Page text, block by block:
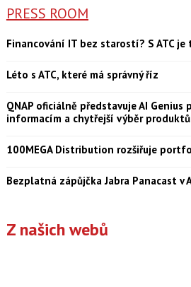
PRESS ROOM
Financování IT bez starostí? S ATC
Léto s ATC, které má správný říz
QNAP oficiálně představuje AI
informacím a chytřejší výběr produktů
100MEGA Distribution rozšiřuje
Bezplatná zápůjčka Jabra Panacast v
Z našich webů